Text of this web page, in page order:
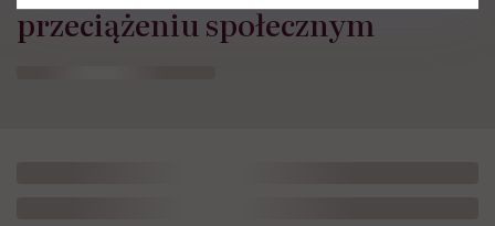
przeciążeniu społecznym